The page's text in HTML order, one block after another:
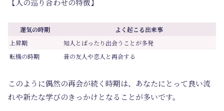
【人の巡り合わせの特徴】
運気の時期
よく起こる出来事
上昇期
知人とばったり出会うことが多発
転機の時期
昔の友人や恋人と再会する
このように偶然の再会が続く時期は、あなたにとって良い流
れや新たな学びのきっかけとなることが多いです。